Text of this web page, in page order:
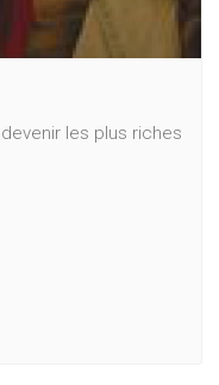
les plus riches